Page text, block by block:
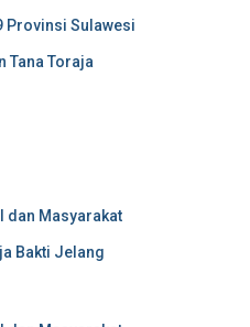
Provinsi Sulawesi
Tana Toraja
dan Masyarakat
Bakti Jelang